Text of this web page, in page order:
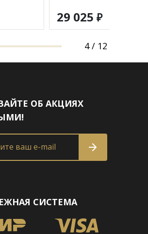
29 025 ₽
4 / 12
ОБ АКЦИЯХ
ваш e-mail
СИСТЕМА